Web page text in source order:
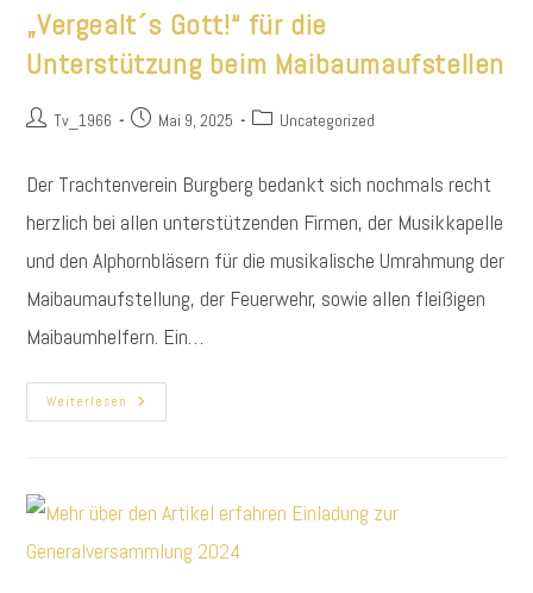
„Vergealt´s Gott!“ für die
Unterstützung beim Maibaumaufstellen
Beitrags-Tv_1966
BeitragMai 9, 2025
Beitrags-Uncategorized
Der Trachtenverein Burgberg bedankt sich nochmals recht
herzlich bei allen unterstützenden Firmen, der Musikkapelle
und den Alphornbläsern für die musikalische Umrahmung der
Maibaumaufstellung, der Feuerwehr, sowie allen fleißigen
Maibaumhelfern. Ein…
Weiterlesen „Vergealt
´s
Beim
Maibaumaufstellen